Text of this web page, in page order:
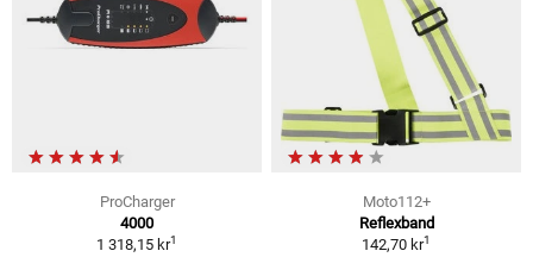
ProCharger
4000
1 318,15 kr1
Moto112+
Reflexband
142,70 kr1